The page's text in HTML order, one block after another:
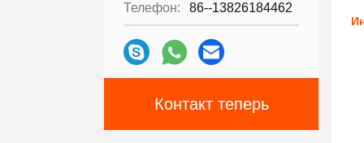
Телефон: 86--13826184462
Контакт теперь